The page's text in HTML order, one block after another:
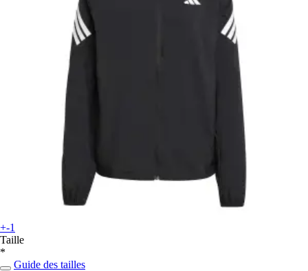
+-1
Taille
*
Guide des tailles